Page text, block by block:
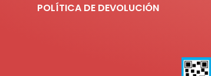
POLÍTICA DE DEVOLUCIÓN